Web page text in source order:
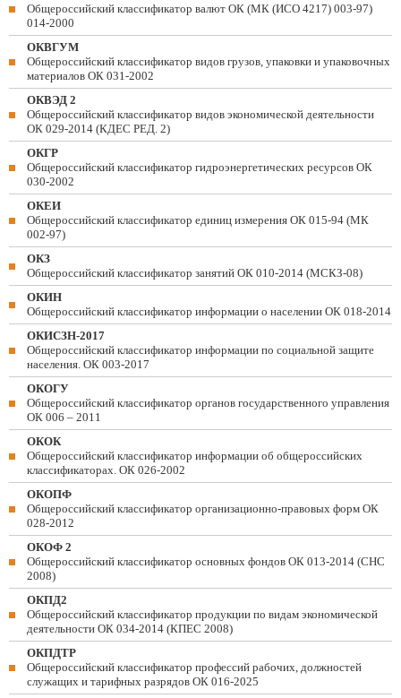
Общероссийский классификатор валют ОК (МК (ИСО 4217) 003-97)
014-2000
ОКВГУМ
Общероссийский классификатор видов грузов, упаковки и упаковочных
материалов ОК 031-2002
ОКВЭД 2
Общероссийский классификатор видов экономической деятельности
ОК 029-2014 (КДЕС РЕД. 2)
ОКГР
Общероссийский классификатор гидроэнергетических ресурсов ОК
030-2002
ОКЕИ
Общероссийский классификатор единиц измерения ОК 015-94 (МК
002-97)
ОКЗ
Общероссийский классификатор занятий ОК 010-2014 (МСКЗ-08)
ОКИН
Общероссийский классификатор информации о населении ОК 018-2014
ОКИСЗН-2017
Общероссийский классификатор информации по социальной защите
населения. ОК 003-2017
ОКОГУ
Общероссийский классификатор органов государственного управления
ОК 006 – 2011
ОКОК
Общероссийский классификатор информации об общероссийских
классификаторах. ОК 026-2002
ОКОПФ
Общероссийский классификатор организационно-правовых форм ОК
028-2012
ОКОФ 2
Общероссийский классификатор основных фондов ОК 013-2014 (СНС
2008)
ОКПД2
Общероссийский классификатор продукции по видам экономической
деятельности ОК 034-2014 (КПЕС 2008)
ОКПДТР
Общероссийский классификатор профессий рабочих, должностей
служащих и тарифных разрядов ОК 016-2025